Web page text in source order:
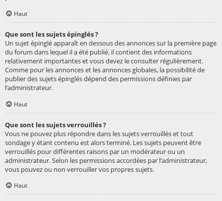
Haut
Que sont les sujets épinglés ?
Un sujet épinglé apparaît en dessous des annonces sur la première page
du forum dans lequel il a été publié. il contient des informations
relativement importantes et vous devez le consulter régulièrement.
Comme pour les annonces et les annonces globales, la possibilité de
publier des sujets épinglés dépend des permissions définies par
l’administrateur.
Haut
Que sont les sujets verrouillés ?
Vous ne pouvez plus répondre dans les sujets verrouillés et tout
sondage y étant contenu est alors terminé. Les sujets peuvent être
verrouillés pour différentes raisons par un modérateur ou un
administrateur. Selon les permissions accordées par l’administrateur,
vous pouvez ou non verrouiller vos propres sujets.
Haut